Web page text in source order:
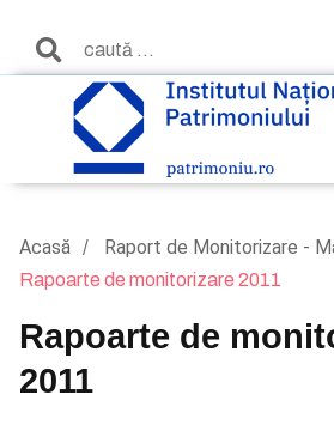
Acasă Raport de Monitorizare -
Rapoarte de monitorizare 2011
Rapoarte de
2011